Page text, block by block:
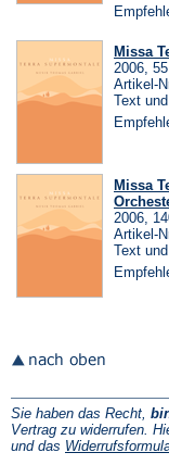
Missa
2006,
Artikel-
Text
Missa
2006,
Artikel-
Text
Sie haben das Recht,
Vertrag zu widerrufen.
und das